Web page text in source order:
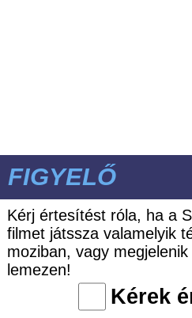
FIGYELŐ
Kérj értesítést róla, ha a
filmet játssza valamelyik
moziban, vagy
lemezen!
Kérek